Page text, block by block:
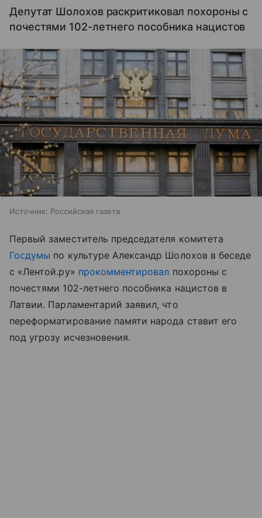
Депутат Шолохов раскритиковал похороны с
почестями 102-летнего пособника нацистов
Источник: Российская газета
Первый заместитель председателя комитета
Госдумы по культуре Александр Шолохов в беседе
с «Лентой.ру» прокомментировал похороны с
почестями 102-летнего пособника нацистов в
Латвии. Парламентарий заявил, что
переформатирование памяти народа ставит его
под угрозу исчезновения.